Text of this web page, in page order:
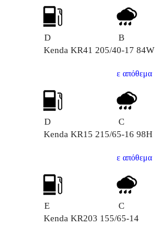
D B
Kenda KR41 205/40-17 84W
ε απόθεμα
D C
Kenda KR15 215/65-16 98H
ε απόθεμα
E C
Kenda KR203 155/65-14